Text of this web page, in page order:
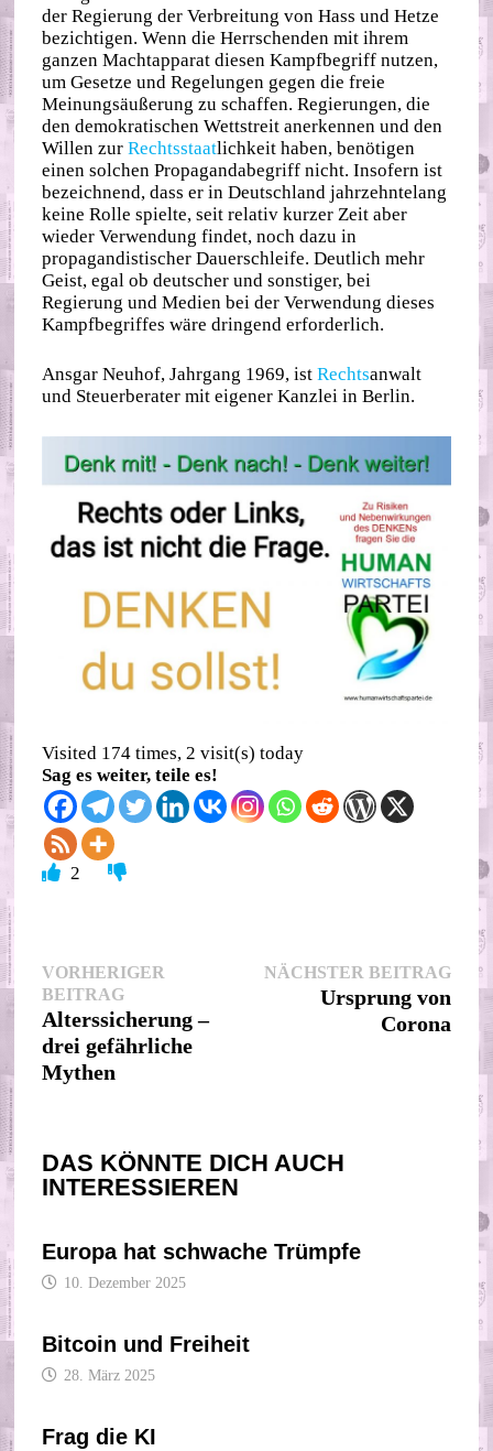
der Regierung der Verbreitung von Hass und Hetze
bezichtigen. Wenn die Herrschenden mit ihrem
ganzen Machtapparat diesen Kampfbegriff nutzen,
um Gesetze und Regelungen gegen die freie
Meinungsäußerung zu schaffen. Regierungen, die
den demokratischen Wettstreit anerkennen und den
Willen zurRechtsstaatlichkeit haben, benötigen
einen solchen Propagandabegriff nicht. Insofern ist
bezeichnend, dass er in Deutschland jahrzehntelang
keine Rolle spielte, seit relativ kurzer Zeit aber
wieder Verwendung findet, noch dazu in
propagandistischer Dauerschleife. Deutlich mehr
Geist, egal ob deutscher und sonstiger, bei
Regierung und Medien bei der Verwendung dieses
Kampfbegriffes wäre dringend erforderlich.
Ansgar Neuhof, Jahrgang 1969, istRechtsanwalt
und Steuerberater mit eigener Kanzlei in Berlin.
Visited 174 times, 2 visit(s) today
Sag es weiter, teile es!
2
Beitragsnavigation
VORHERIGER
BEITRAGVorheriger
Beitrag:
Alterssicherung –
drei gefährliche
Mythen
NÄCHSTER BEITRAG
Ursprung von
Corona
DAS KÖNNTE DICH AUCH
INTERESSIEREN
Europa hat schwache Trümpfe
10. Dezember 2025
Bitcoin und Freiheit
28. März 2025
Frag die KI